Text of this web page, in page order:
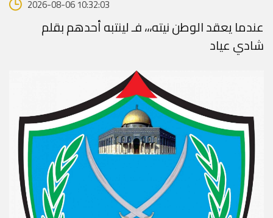
2026-08-06 10:32:03
عندما يعقد الوطن نيته،،، فـ لينتبه أحدهم بقلم
شادي عياد